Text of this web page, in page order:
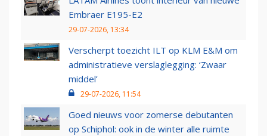
Embraer E195-E2
29-07-2026, 13:34
Verscherpt toezicht ILT op KLM E&M om
administratieve verslaglegging: ‘Zwaar
middel’
29-07-2026, 11:54
Goed nieuws voor zomerse debutanten
op Schiphol: ook in de winter alle ruimte